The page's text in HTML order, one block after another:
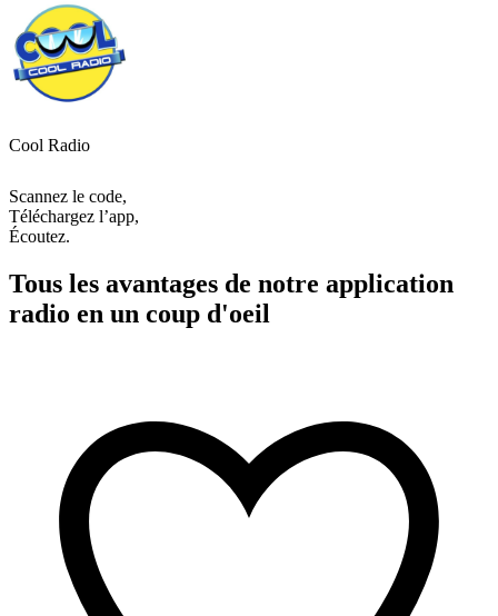
Cool Radio
Scannez le code,
Téléchargez l’app,
Écoutez.
Tous les avantages de notre application
radio en un coup d'oeil